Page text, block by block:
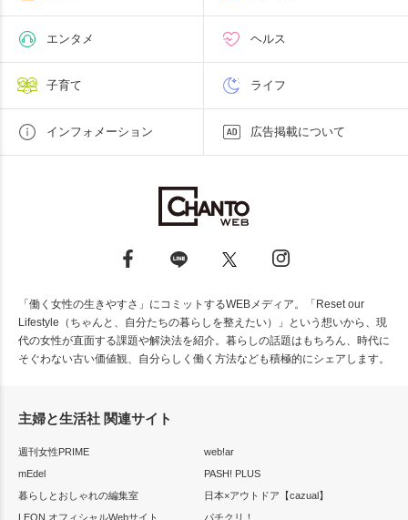
エンタメ ヘルス
子育て ライフ
インフォメーション 広告掲載について
「働く女性の生きやすさ」にコミットするWEBメディア。「Reset our
Lifestyle（ちゃんと、自分たちの暮らしを整えたい）」という想いから、現
代の女性が直面する課題や解決法を紹介。暮らしの話題はもちろん、時代に
そぐわない古い価値観、自分らしく働く方法なども積極的にシェアします。
主婦と生活社 関連サイト
週刊女性PRIME
web!ar
mEdel
PASH! PLUS
暮らしとおしゃれの編集室
日本×アウトドア【cazual】
LEON オフィシャルWebサイト
パチクリ！